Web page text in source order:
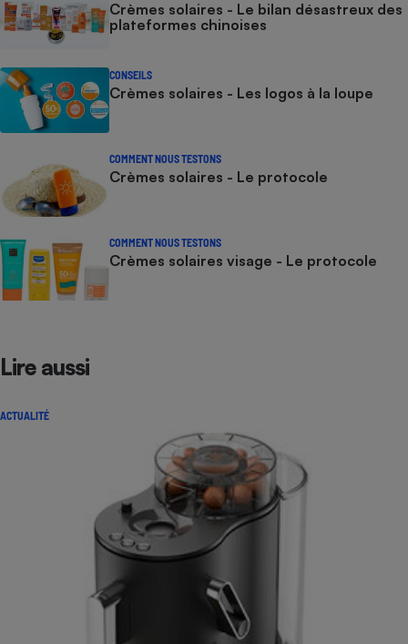
Crèmes solaires - Le bilan désastreux des
plateformes chinoises
CONSEILS
Crèmes solaires - Les logos à la loupe
COMMENT NOUS TESTONS
Crèmes solaires - Le protocole
COMMENT NOUS TESTONS
Crèmes solaires visage - Le protocole
Lire aussi
ACTUALITÉ